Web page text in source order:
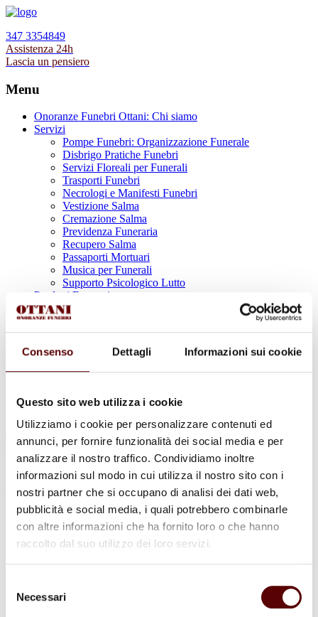
Consenso Dettagli Informazioni sui cookie
Questo sito web utilizza i cookie
Utilizziamo i cookie per personalizzare contenuti ed
annunci, per fornire funzionalità dei social media e per
analizzare il nostro traffico. Condividiamo inoltre
informazioni sul modo in cui utilizza il nostro sito con i
nostri partner che si occupano di analisi dei dati web,
pubblicità e social media, i quali potrebbero combinarle
con altre informazioni che ha fornito loro o che hanno
raccolto dal suo utilizzo dei loro servizi.
delNecessari
347 3354849
Assistenza 24h
Lascia un pensiero
Menu
Onoranze Funebri Ottani: Chi siamo
Servizi
Pompe Funebri: Organizzazione Funerale
Disbrigo Pratiche Funebri
Servizi Floreali per Funerali
Trasporti Funebri
Necrologi e Manifesti Funebri
Vestizione Salma
Cremazione Salma
Previdenza Funeraria
Recupero Salma
Passaporti Mortuari
Musica per Funerali
Supporto Psicologico Lutto
Prodotti Funerari
Lapidi, Lastre tombali e Monumenti Funerari
Urne Cinerarie
Allestimento Funebre
Cofani Funebri
In caso di decesso
Necrologi
Sedi Onoranze Funebri Ottani
per:
Rina Gambini